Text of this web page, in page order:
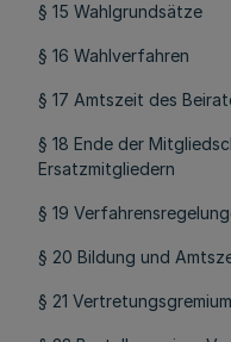
§ 15 Wahlgrundsätze
§ 16 Wahlverfahren
§ 17 Amtszeit des
§ 18 Ende der
Ersatzmitgliedern
§ 19
§ 20 Bildung und
§ 21 Vertretungsgremium